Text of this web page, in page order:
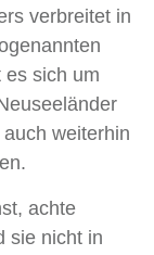
verbreitet in
es sich um
weiterhin
achte
sie nicht in